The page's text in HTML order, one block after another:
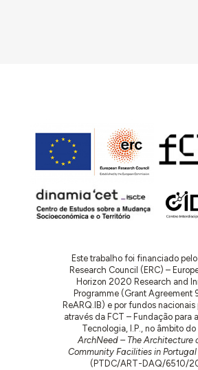
Este trabalho foi financiado pelo
Research Council (ERC) –
Horizon 2020 Research and
Programme (Grant Agreement
ReARQ.IB) e por fundos
através da FCT – Fundação para
Tecnologia, I.P., no âmbito
ArchNeed – The Architecture
Community Facilities in Portugal
(PTDC/ART-DAQ/6510/